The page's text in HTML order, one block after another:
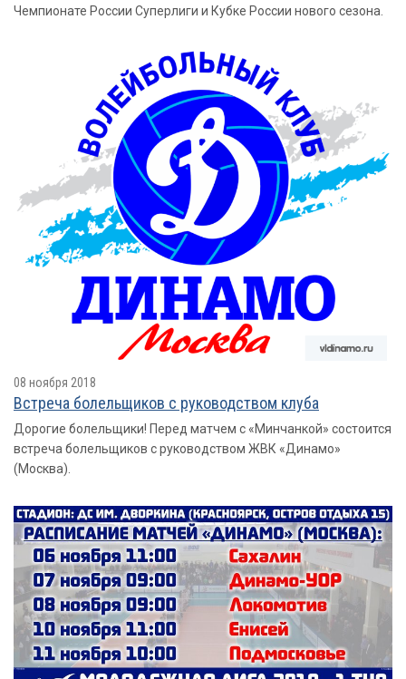
Чемпионате России Суперлиги и Кубке России нового сезона.
08 ноября 2018
Встреча болельщиков с руководством клуба
Дорогие болельщики! Перед матчем с «Минчанкой» состоится
встреча болельщиков с руководством ЖВК «Динамо»
(Москва).